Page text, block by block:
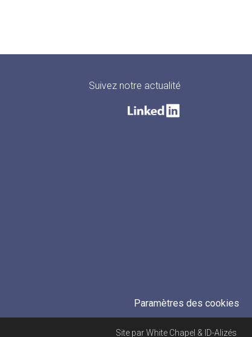
Suivez notre actualité
Paramètres des cookies
Site parWhite Chapel & ID-Alizés